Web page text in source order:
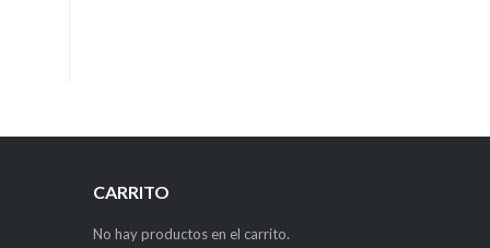
CARRITO
No hay productos en el carrito.